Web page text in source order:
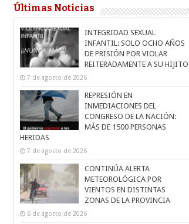
Últimas Noticias
INTEGRIDAD SEXUAL
INFANTIL: SOLO OCHO AÑOS
DE PRISIÓN POR VIOLAR
REITERADAMENTE A SU HIJITO
7 de agosto de 2026
REPRESIÓN EN
INMEDIACIONES DEL
CONGRESO DE LA NACIÓN:
MÁS DE 1500 PERSONAS
HERIDAS
7 de agosto de 2026
CONTINÚA ALERTA
METEOROLÓGICA POR
VIENTOS EN DISTINTAS
ZONAS DE LA PROVINCIA
6 de agosto de 2026